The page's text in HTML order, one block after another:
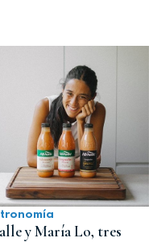
y María Lo, tres